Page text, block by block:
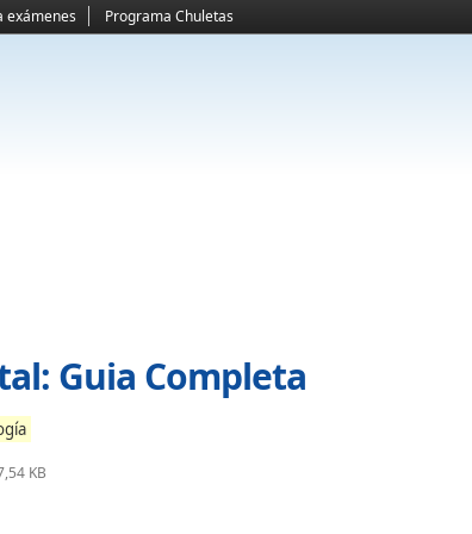
exámenes Programa Chuletas
Guia Completa
KB